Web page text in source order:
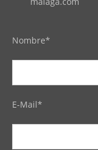
Nombre*
E-Mail*